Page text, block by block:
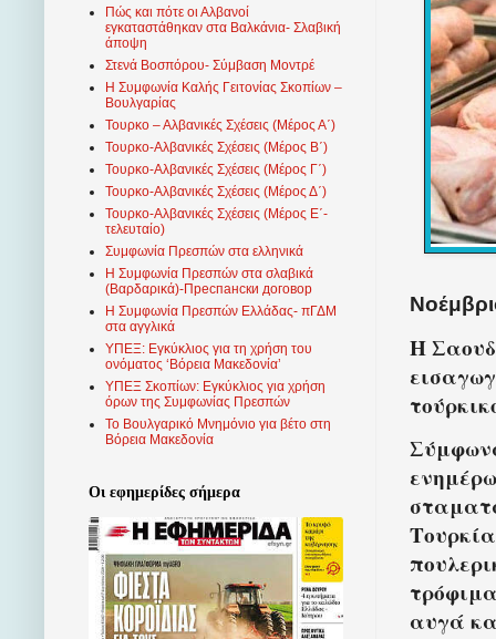
Η
αυγά
Πώς και πότε οι Αλβανοί
εγκαταστάθηκαν στα Βαλκάνια- Σλαβική
άποψη
Στενά Βοσπόρου- Σύμβαση Μοντρέ
Η Συμφωνία Καλής Γειτονίας Σκοπίων –
Βουλγαρίας
Τουρκο – Αλβανικές Σχέσεις (Mέρος Α΄)
Τουρκο-Αλβανικές Σχέσεις (Μέρος Β΄)
Τουρκο-Αλβανικές Σχέσεις (Μέρος Γ΄)
Τουρκο-Αλβανικές Σχέσεις (Μέρος Δ΄)
Τουρκο-Αλβανικές Σχέσεις (Μέρος Ε΄-
τελευταίο)
Συμφωνία Πρεσπών στα ελληνικά
Η Συμφωνία Πρεσπών στα σλαβικά
(Βαρδαρικά)-Преспански договор
Η Συμφωνία Πρεσπών Ελλάδας- πΓΔΜ
στα αγγλικά
ΥΠΕΞ: Εγκύκλιος για τη χρήση του
ονόματος ‘Βόρεια Μακεδονία’
ΥΠΕΞ Σκοπίων: Εγκύκλιος για χρήση
όρων της Συμφωνίας Πρεσπών
Το Βουλγαρικό Μνημόνιο για βέτο στη
Βόρεια Μακεδονία
Οι εφημερίδες σήμερα